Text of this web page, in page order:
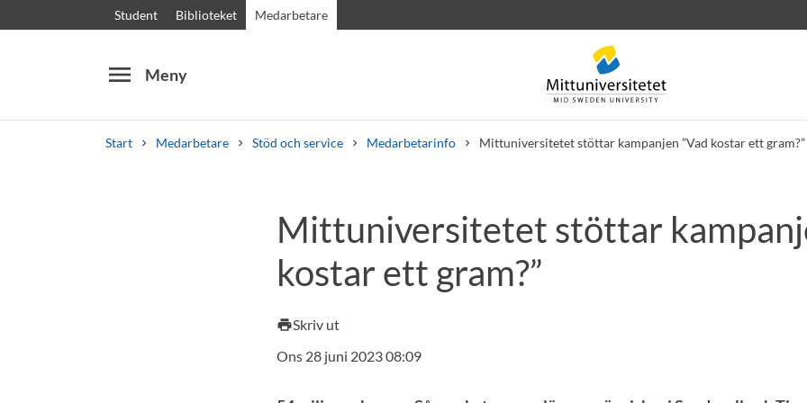
Student Biblioteket Medarbetare
menu Meny
Start Medarbetare Stöd och service Medarbetarinfo Mittuniversitetet stöttar kampanjen ”Vad kostar ett gram?”
KursplanerVälkomstbrevPersonalLediga jobb
Mittuniversitetet stöttar
kostar ett gram?”
printSkriv ut
Ons 28 juni 2023 08:09